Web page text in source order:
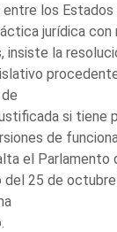
los Estados
jurídica
insiste la
si tiene
de
el Parlamento
del 25 de